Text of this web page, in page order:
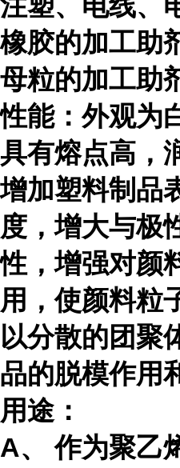
橡胶的加工助
母粒的加工助
性能：外观为
具有熔点高，
增加塑料制品
度，增大与极
性，增强对颜
用，使颜料粒
以分散的团聚
品的脱模作用
用途：
A、 作为聚乙